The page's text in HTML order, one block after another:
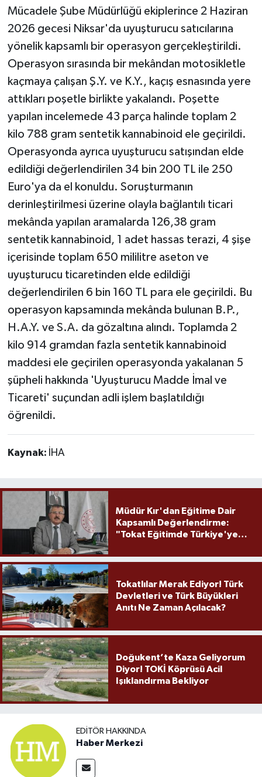
Mücadele Şube Müdürlüğü ekiplerince 2 Haziran
2026 gecesi Niksar'da uyuşturucu satıcılarına
yönelik kapsamlı bir operasyon gerçekleştirildi.
Operasyon sırasında bir mekândan motosikletle
kaçmaya çalışan Ş.Y. ve K.Y., kaçış esnasında yere
attıkları poşetle birlikte yakalandı. Poşette
yapılan incelemede 43 parça halinde toplam 2
kilo 788 gram sentetik kannabinoid ele geçirildi.
Operasyonda ayrıca uyuşturucu satışından elde
edildiği değerlendirilen 34 bin 200 TL ile 250
Euro'ya da el konuldu. Soruşturmanın
derinleştirilmesi üzerine olayla bağlantılı ticari
mekânda yapılan aramalarda 126,38 gram
sentetik kannabinoid, 1 adet hassas terazi, 4 şişe
içerisinde toplam 650 mililitre aseton ve
uyuşturucu ticaretinden elde edildiği
değerlendirilen 6 bin 160 TL para ele geçirildi. Bu
operasyon kapsamında mekânda bulunan B.P.,
H.A.Y. ve S.A. da gözaltına alındı. Toplamda 2
kilo 914 gramdan fazla sentetik kannabinoid
maddesi ele geçirilen operasyonda yakalanan 5
şüpheli hakkında 'Uyuşturucu Madde İmal ve
Ticareti' suçundan adli işlem başlatıldığı
öğrenildi.
Kaynak: İHA
Müdür Kır'dan Eğitime Dair
Kapsamlı Değerlendirme:
"Tokat Eğitimde Türkiye'ye
Tokatlılar Merak Ediyor! Türk
Devletleri ve Türk Büyükleri
Anıtı Ne Zaman Açılacak?
Doğukent’te Kaza Geliyorum
Diyor! TOKİ Köprüsü Acil
Işıklandırma Bekliyor
EDITÖR HAKKINDA
Haber Merkezi